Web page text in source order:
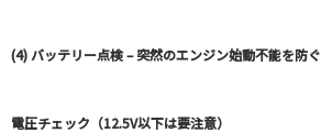
(4) バッテリー点検 – 突然のエンジン始動不能を防ぐ
電圧チェック（12.5V以下は要注意）